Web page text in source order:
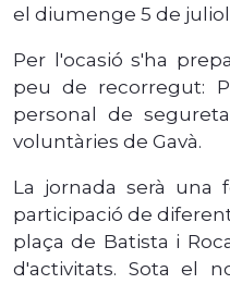
el diumenge 5 de
Per l'ocasió s'ha
peu de recorregut:
personal de
voluntàries de Gavà.
La jornada serà una
participació de
plaça de Batista i
d'activitats. Sota el